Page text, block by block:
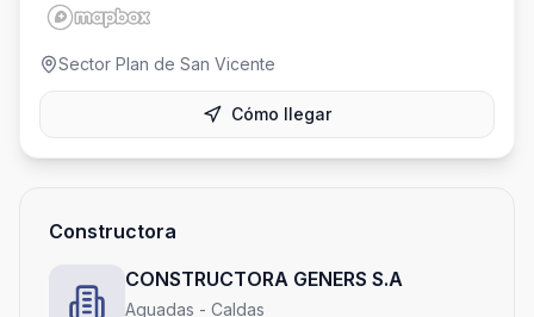
Sector Plan de San Vicente
Cómo llegar
Constructora
CONSTRUCTORA GENERS S.A
Aguadas - Caldas